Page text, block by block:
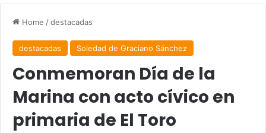
Home /destacadas
destacadas Soledad de Graciano Sánchez
Conmemoran Día de la
Marina con acto cívico en
primaria de El Toro